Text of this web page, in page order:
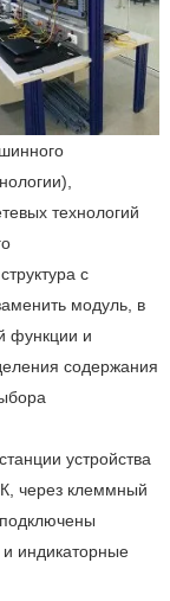
технологий
с
модуль, в
функции и
содержания
устройства
через клеммный
и индикаторные